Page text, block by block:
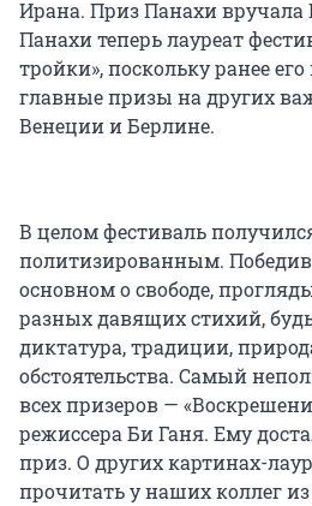
Ирана. Приз Панахи вручала
Панахи теперь лауреат
тройки», поскольку ранее
главные призы на других
Венеции и Берлине.
В целом фестиваль
политизированным.
основном о свободе,
разных давящих стихий,
диктатура, традиции,
обстоятельства. Самый
всех призеров —
режиссера Би Ганя. Ему
приз. О других картинах-
прочитать у наших коллег из